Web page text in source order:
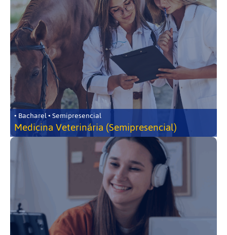
• Bacharel • Semipresencial
Medicina Veterinária (Semipresencial)